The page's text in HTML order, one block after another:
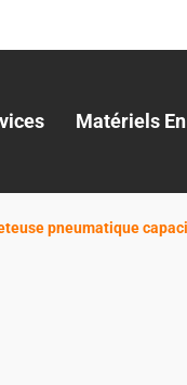
Matériels
pneumatique